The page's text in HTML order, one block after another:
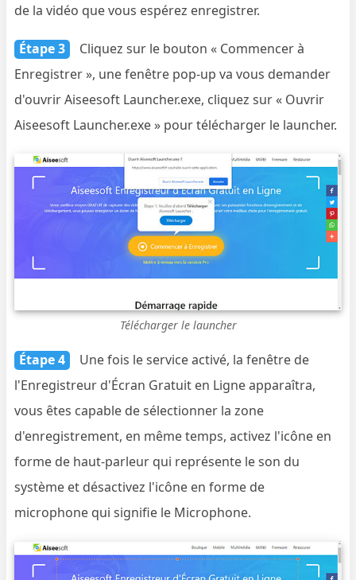
de la vidéo que vous espérez enregistrer.
Étape 3
Cliquez sur le bouton « Commencer à
Enregistrer », une fenêtre pop-up va vous demander
d'ouvrir Aiseesoft Launcher.exe, cliquez sur « Ouvrir
Aiseesoft Launcher.exe » pour télécharger le launcher.
Télécharger le launcher
Étape 4
Une fois le service activé, la fenêtre de
l'Enregistreur d'Écran Gratuit en Ligne apparaîtra,
vous êtes capable de sélectionner la zone
d'enregistrement, en même temps, activez l'icône en
forme de haut-parleur qui représente le son du
système et désactivez l'icône en forme de
microphone qui signifie le Microphone.